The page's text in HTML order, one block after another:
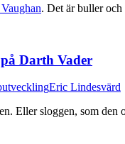
. Det är buller och
Darth Vader
Eric Lindesvärd
Eller sloggen, som